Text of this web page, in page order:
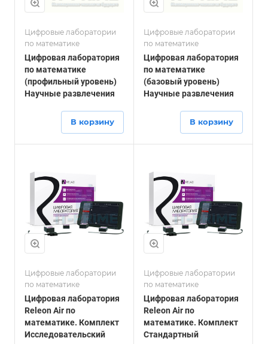
Цифровые лаборатории
по математике
Цифровая лаборатория
по математике
(профильный уровень)
Научные развлечения
В корзину
Цифровые лаборатории
по математике
Цифровая лаборатория
по математике
(базовый уровень)
Научные развлечения
В корзину
Цифровые лаборатории
по математике
Цифровая лаборатория
Releon Air по
математике. Комплект
Исследовательский
Цифровые лаборатории
по математике
Цифровая лаборатория
Releon Air по
математике. Комплект
Стандартный